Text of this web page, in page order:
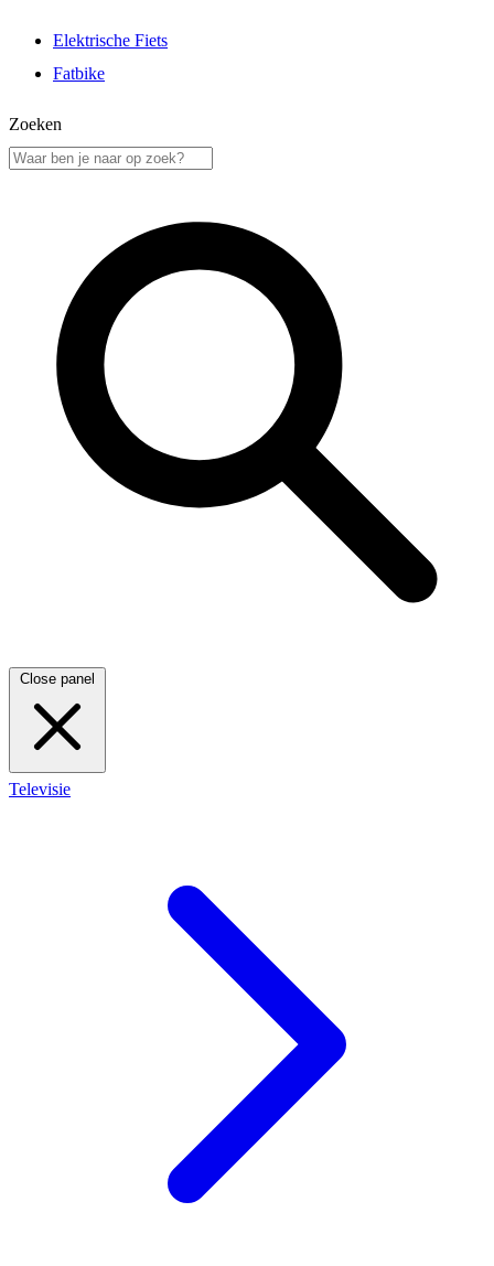
Elektrische Fiets
Fatbike
Zoeken
Close panel
Televisie